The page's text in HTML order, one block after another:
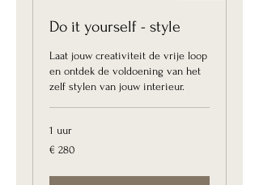
Do it yourself - style
Laat jouw creativiteit de vrije loop
en ontdek de voldoening van het
zelf stylen van jouw interieur.
1 uur
280
euro
€ 280